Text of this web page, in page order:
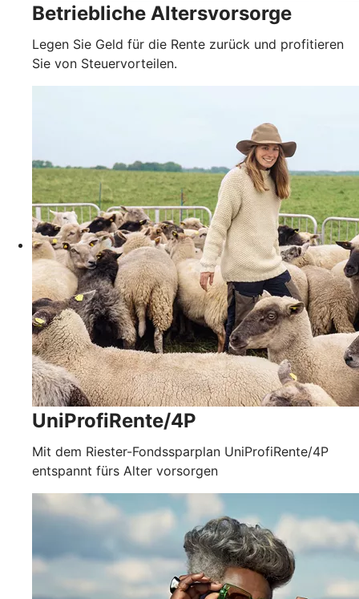
Betriebliche Altersvorsorge
Legen Sie Geld für die Rente zurück und profitieren
Sie von Steuervorteilen.
UniProfiRente/4P
Mit dem Riester-Fondssparplan UniProfiRente/4P
entspannt fürs Alter vorsorgen